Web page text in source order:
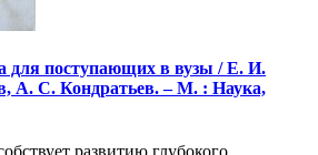
для поступающих в вузы / Е. И.
А. С. Кондратьев. – М. : Наука,